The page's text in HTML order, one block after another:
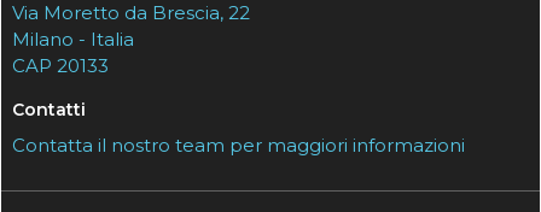
Via Moretto da Brescia, 22
Milano - Italia
CAP 20133
Contatti
Contatta il nostro team per maggiori informazioni